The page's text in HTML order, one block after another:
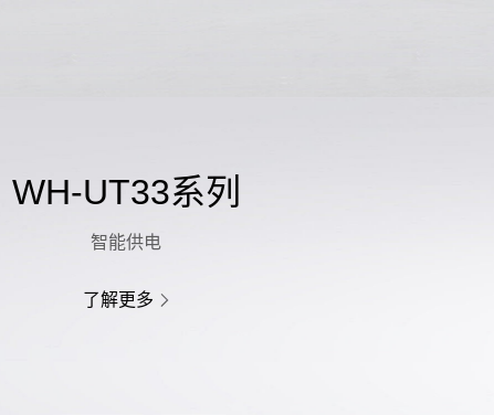
WH-UT33系列
智能供电
了解更多